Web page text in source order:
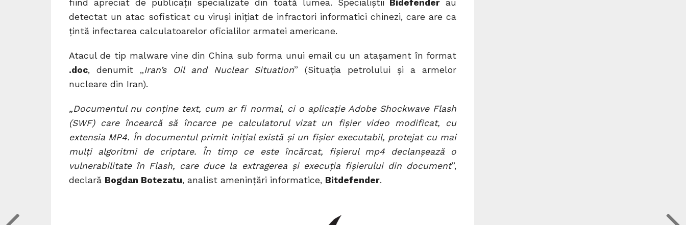
fiind apreciat de publicații specializate din toată lumea. Specialiştii Bidefender au
detectat un atac sofisticat cu viruşi iniţiat de infractori informatici chinezi, care are ca
ţintă infectarea calculatoarelor oficialilor armatei americane.
Atacul de tip malware vine din China sub forma unui email cu un ataşament în format
.doc, denumit „Iran’s Oil and Nuclear Situation” (Situaţia petrolului şi a armelor
nucleare din Iran).
„Documentul nu conţine text, cum ar fi normal, ci o aplicaţie Adobe Shockwave Flash
(SWF) care încearcă să încarce pe calculatorul vizat un fişier video modificat, cu
extensia MP4. În documentul primit iniţial există şi un fişier executabil, protejat cu mai
mulţi algoritmi de criptare. În timp ce este încărcat, fişierul mp4 declanşează o
vulnerabilitate în Flash, care duce la extragerea şi execuţia fişierului din document”,
declară Bogdan Botezatu, analist ameninţări informatice, Bitdefender.